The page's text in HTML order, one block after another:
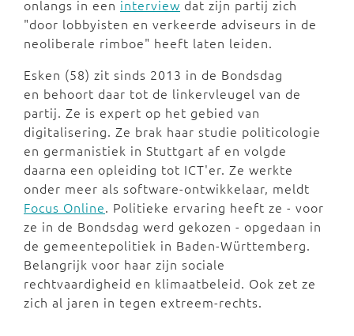
onlangs in een interview dat zijn partij zich
"door lobbyisten en verkeerde adviseurs in de
neoliberale rimboe" heeft laten leiden.
Esken (58) zit sinds 2013 in de Bondsdag
en behoort daar tot de linkervleugel van de
partij. Ze is expert op het gebied van
digitalisering. Ze brak haar studie politicologie
en germanistiek in Stuttgart af en volgde
daarna een opleiding tot ICT'er. Ze werkte
onder meer als software-ontwikkelaar, meldt
Focus Online. Politieke ervaring heeft ze - voor
ze in de Bondsdag werd gekozen - opgedaan in
de gemeentepolitiek in Baden-Württemberg.
Belangrijk voor haar zijn sociale
rechtvaardigheid en klimaatbeleid. Ook zet ze
zich al jaren in tegen extreem-rechts.